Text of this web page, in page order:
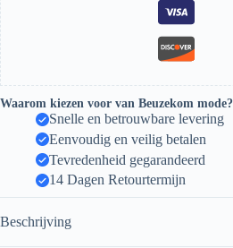
Waarom kiezen voor van Beuzekom mode?
Snelle en betrouwbare levering
Eenvoudig en veilig betalen
Tevredenheid gegarandeerd
14 Dagen Retourtermijn
Beschrijving